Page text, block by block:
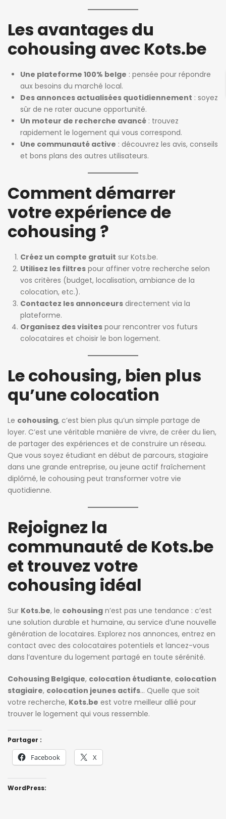
Les avantages du
cohousing avec Kots.be
Une plateforme 100% belge : pensée pour répondre
aux besoins du marché local.
Des annonces actualisées quotidiennement : soyez
sûr de ne rater aucune opportunité.
Un moteur de recherche avancé : trouvez
rapidement le logement qui vous correspond.
Une communauté active : découvrez les avis, conseils
et bons plans des autres utilisateurs.
Comment démarrer
votre expérience de
cohousing ?
Créez un compte gratuit sur Kots.be.
Utilisez les filtres pour affiner votre recherche selon
vos critères (budget, localisation, ambiance de la
colocation, etc.).
Contactez les annonceurs directement via la
plateforme.
Organisez des visites pour rencontrer vos futurs
colocataires et choisir le bon logement.
Le cohousing, bien plus
qu’une colocation
Le cohousing, c’est bien plus qu’un simple partage de
loyer. C’est une véritable manière de vivre, de créer du lien,
de partager des expériences et de construire un réseau.
Que vous soyez étudiant en début de parcours, stagiaire
dans une grande entreprise, ou jeune actif fraîchement
diplômé, le cohousing peut transformer votre vie
quotidienne.
Rejoignez la
communauté de Kots.be
et trouvez votre
cohousing idéal
Sur Kots.be, le cohousing n’est pas une tendance : c’est
une solution durable et humaine, au service d’une nouvelle
génération de locataires. Explorez nos annonces, entrez en
contact avec des colocataires potentiels et lancez-vous
dans l’aventure du logement partagé en toute sérénité.
Cohousing Belgique, colocation étudiante, colocation
stagiaire, colocation jeunes actifs… Quelle que soit
votre recherche, Kots.be est votre meilleur allié pour
trouver le logement qui vous ressemble.
Partager :
Facebook X
WordPress: